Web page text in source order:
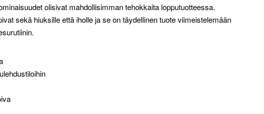
olisivat mahdollisimman tehokkaita lopputuotteessa.
sekä hiuksille että iholle ja se on täydellinen tuote viimeistelemään